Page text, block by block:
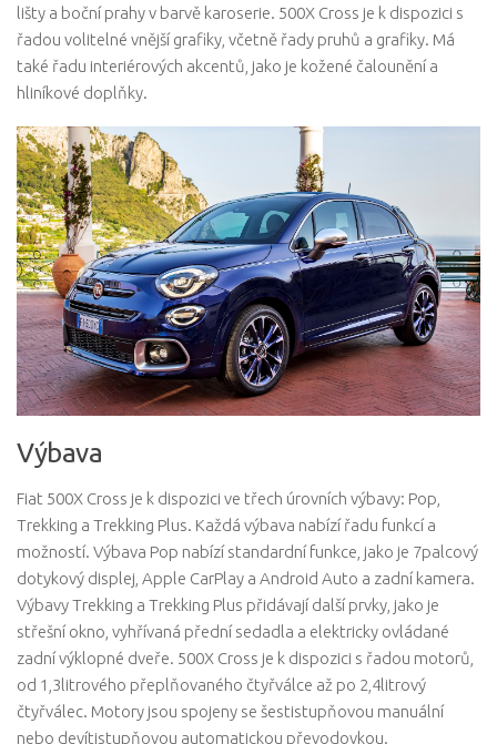
lišty a boční prahy v barvě karoserie. 500X Cross je k dispozici s
řadou volitelné vnější grafiky, včetně řady pruhů a grafiky. Má
také řadu interiérových akcentů, jako je kožené čalounění a
hliníkové doplňky.
Výbava
Fiat 500X Cross je k dispozici ve třech úrovních výbavy: Pop,
Trekking a Trekking Plus. Každá výbava nabízí řadu funkcí a
možností. Výbava Pop nabízí standardní funkce, jako je 7palcový
dotykový displej, Apple CarPlay a Android Auto a zadní kamera.
Výbavy Trekking a Trekking Plus přidávají další prvky, jako je
střešní okno, vyhřívaná přední sedadla a elektricky ovládané
zadní výklopné dveře. 500X Cross je k dispozici s řadou motorů,
od 1,3litrového přeplňovaného čtyřválce až po 2,4litrový
čtyřválec. Motory jsou spojeny se šestistupňovou manuální
nebo devítistupňovou automatickou převodovkou.